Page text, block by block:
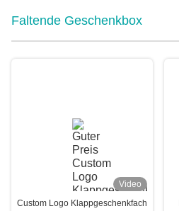
Faltende Geschenkbox
Video
Custom Logo Klappgeschenkfach